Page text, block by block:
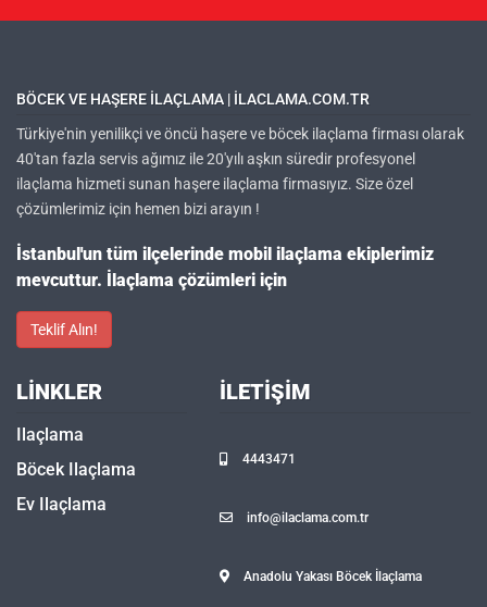
BÖCEK VE HAŞERE ILAÇLAMA | ILACLAMA.COM.TR
Türkiye'nin yenilikçi ve öncü haşere ve böcek ilaçlama firması olarak
40'tan fazla servis ağımız ile 20'yılı aşkın süredir profesyonel
ilaçlama hizmeti sunan haşere ilaçlama firmasıyız. Size özel
çözümlerimiz için hemen bizi arayın !
İstanbul'un tüm ilçelerinde mobil ilaçlama ekiplerimiz
mevcuttur. İlaçlama çözümleri için
Teklif Alın!
LINKLER
Ilaçlama
Böcek Ilaçlama
Ev Ilaçlama
İLETIŞIM
4443471
info@ilaclama.com.tr
Anadolu Yakası Böcek İlaçlama